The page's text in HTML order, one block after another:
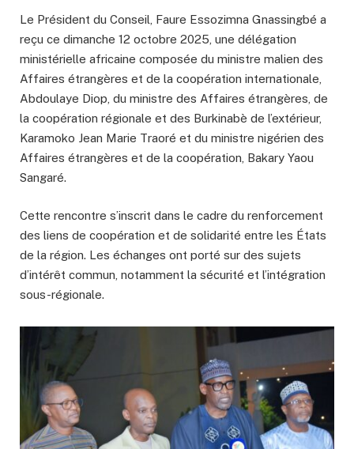
Le Président du Conseil, Faure Essozimna Gnassingbé a
reçu ce dimanche 12 octobre 2025, une délégation
ministérielle africaine composée du ministre malien des
Affaires étrangères et de la coopération internationale,
Abdoulaye Diop, du ministre des Affaires étrangères, de
la coopération régionale et des Burkinabè de l’extérieur,
Karamoko Jean Marie Traoré et du ministre nigérien des
Affaires étrangères et de la coopération, Bakary Yaou
Sangaré.
Cette rencontre s’inscrit dans le cadre du renforcement
des liens de coopération et de solidarité entre les États
de la région. Les échanges ont porté sur des sujets
d’intérêt commun, notamment la sécurité et l’intégration
sous-régionale.